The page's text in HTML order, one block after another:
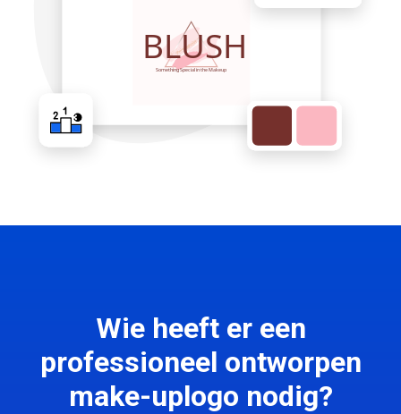
Wie heeft er een
professioneel ontworpen
make-uplogo nodig?